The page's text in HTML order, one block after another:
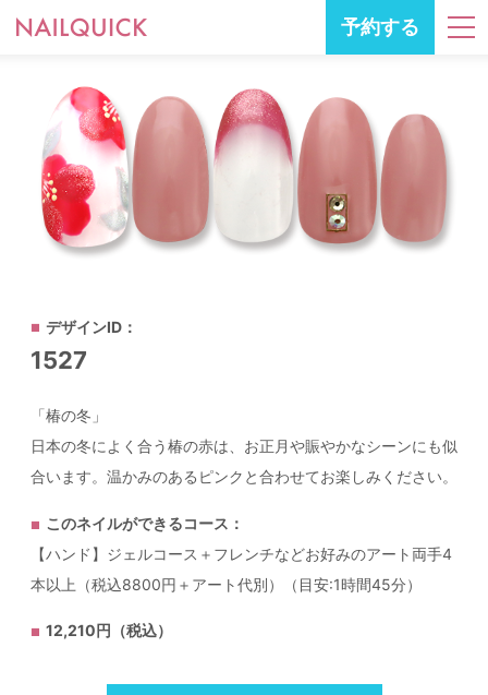
予約する
デザインID：
1527
「椿の冬」
日本の冬によく合う椿の赤は、お正月や賑やかなシーンにも似
合います。温かみのあるピンクと合わせてお楽しみください。
このネイルができるコース：
【ハンド】ジェルコース＋フレンチなどお好みのアート両手4
本以上（税込8800円＋アート代別）（目安:1時間45分）
12,210円（税込）